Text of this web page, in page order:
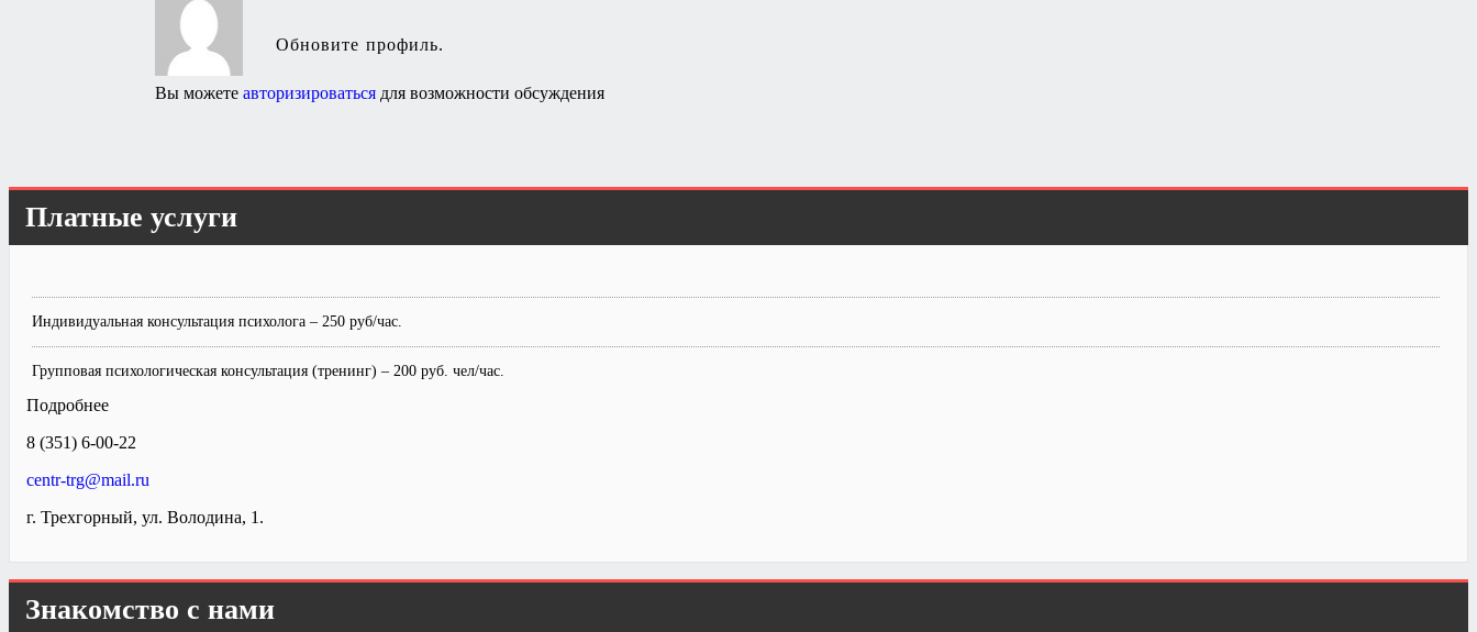
записям
Обновите профиль.
Вы можете авторизироватьсядля возможности обсуждения
Платные услуги
Индивидуальная консультация психолога – 250 руб/час.
Групповая психологическая консультация (тренинг) – 200 руб. чел/час.
Подробнее
8 (351) 6-00-22
centr-trg@mail.ru
г. Трехгорный, ул. Володина, 1.
Знакомство с нами